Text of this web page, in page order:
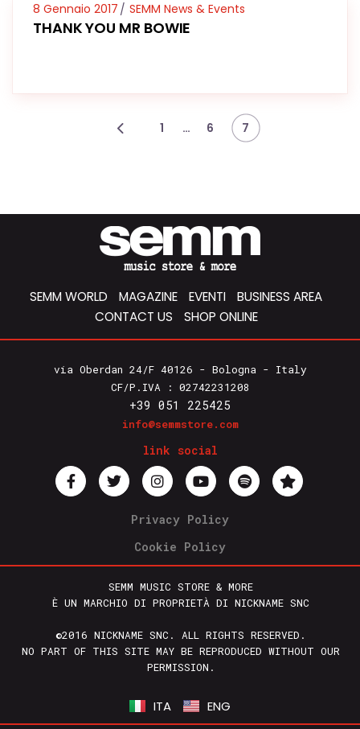
8 Gennaio 2017 SEMM News & Events
THANK YOU MR BOWIE
1 … 6 7
SEMM WORLD MAGAZINE EVENTI
BUSINESS AREA
CONTACT US
SHOP ONLINE
via Oberdan 24/F 40126 - Bologna - Italy
CF/P.IVA : 02742231208
+39 051 225425
info@semmstore.com
link social
Privacy Policy
Cookie Policy
SEMM MUSIC STORE & MORE
È UN MARCHIO DI PROPRIETÀ DI NICKNAME SNC
©2016 NICKNAME SNC. ALL RIGHTS RESERVED.
NO PART OF THIS SITE MAY BE REPRODUCED WITHOUT OUR
PERMISSION.
ITA ENG